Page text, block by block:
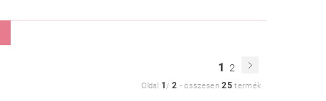
1 2
Oldal 1/2 -összesen25termék